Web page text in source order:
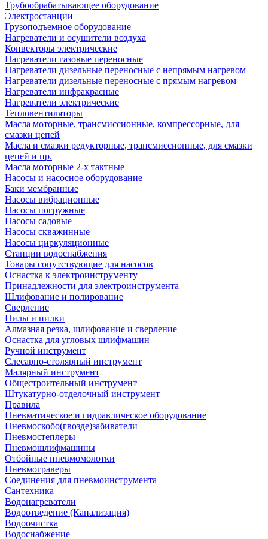
Трубообрабатывающее оборудование
Электростанции
Грузоподъемное оборудование
Нагреватели и осушители воздуха
Конвекторы электрические
Нагреватели газовые переносные
Нагреватели дизельные переносные с непрямым нагревом
Нагреватели дизельные переносные с прямым нагревом
Нагреватели инфракрасные
Нагреватели электрические
Тепловентиляторы
Масла моторные, трансмиссионные, компрессорные, для
смазки цепей
Масла и смазки редукторные, трансмиссионные, для смазки
цепей и пр.
Масла моторные 2-х тактные
Насосы и насосное оборудование
Баки мембранные
Насосы вибрационные
Насосы погружные
Насосы садовые
Насосы скважинные
Насосы циркуляционные
Станции водоснабжения
Товары сопутствующие для насосов
Оснастка к электроинструменту
Принадлежности для электроинструмента
Шлифование и полирование
Сверление
Пилы и пилки
Алмазная резка, шлифование и сверление
Оснастка для угловых шлифмашин
Ручной инструмент
Слесарно-столярный инструмент
Малярный инструмент
Общестроительный инструмент
Штукатурно-отделочный инструмент
Правила
Пневматическое и гидравлическое оборудование
Пневмоскобо(гвозде)забиватели
Пневмостеплеры
Пневмошлифмашины
Отбойные пневмомолотки
Пневмограверы
Соединения для пневмоинструмента
Сантехника
Водонагреватели
Водоотведение (Канализация)
Водоочистка
Водоснабжение